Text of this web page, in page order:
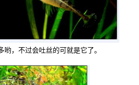
哟，不过会吐丝的可就是它了。